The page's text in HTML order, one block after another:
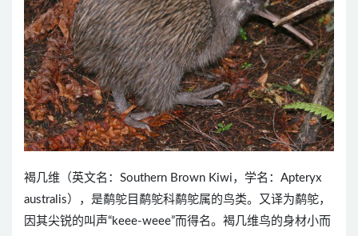
褐几维（英文名：Southern Brown Kiwi，学名：Apteryx
australis），是鹬鸵目鹬鸵科鹬鸵属的鸟类。又译为鹬鸵，
因其尖锐的叫声“keee-weee”而得名。褐几维鸟的身材小而